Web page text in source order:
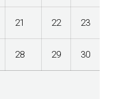
21 22 23
28 29 30